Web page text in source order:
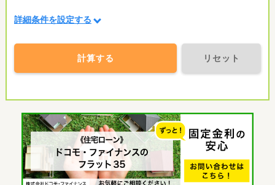
詳細条件を設定する
計算する リセット